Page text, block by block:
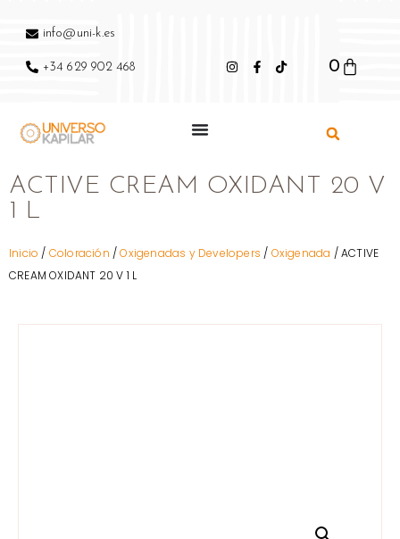
info@uni-k.es
+34 629 902 468 0
ACTIVE CREAM OXIDANT 20 V
1 L
Inicio / Coloración /Oxigenadas y Developers / Oxigenada / ACTIVE
CREAM OXIDANT 20 V 1 L